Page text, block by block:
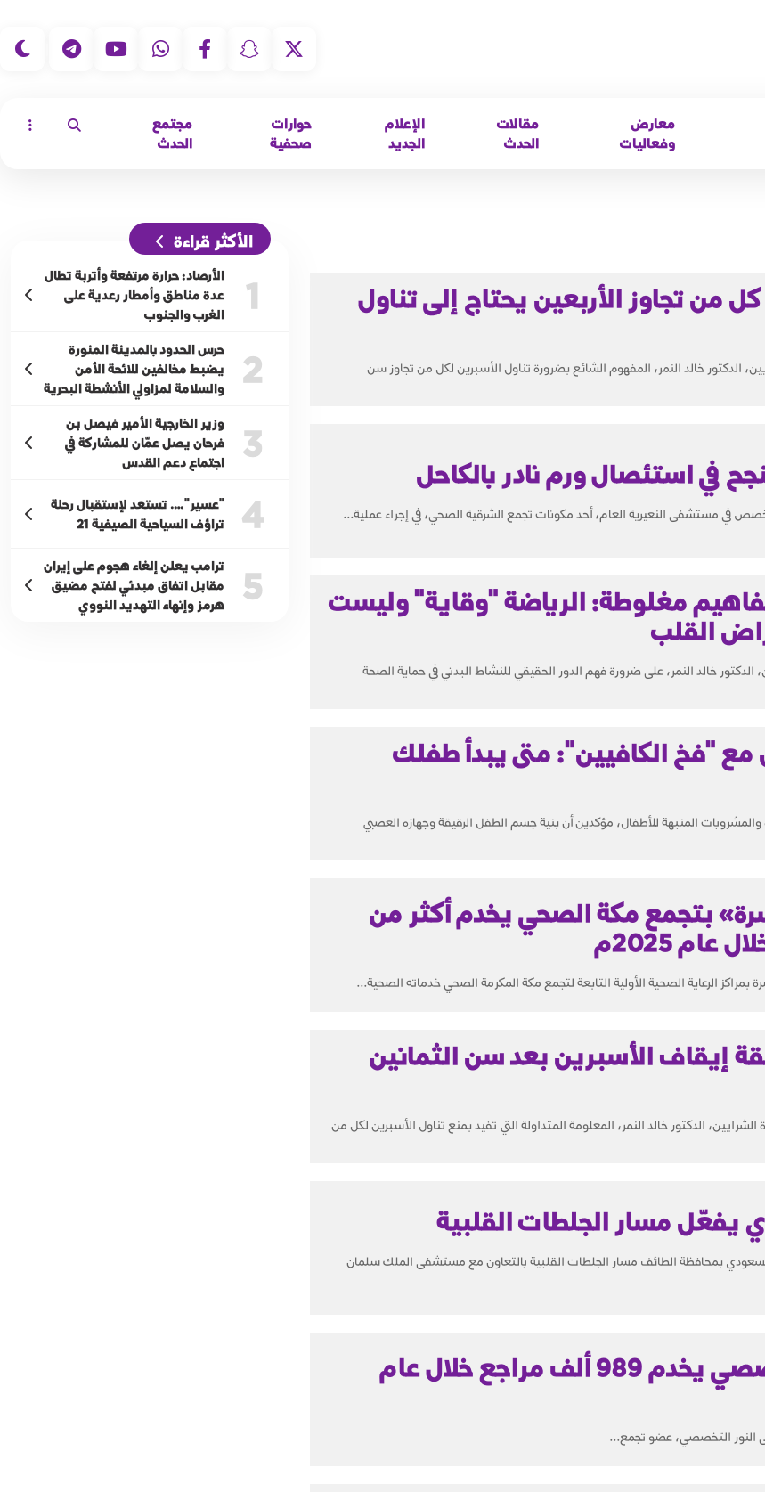
معارض
وفعاليات
مقالات
الحدث
الإعلام
الجديد
حوارات
صحفية
مجتمع
الحدث
تجاوز الأربعين يحتاج إلى تناول
خالد النمر، المفهوم الشائع بضرورة تناول الأسبرين لكل من تجاوز سن
في استئصال ورم نادر بالكاحل
في مستشفى النعيرية العام، أحد مكونات تجمع الشرقية الصحي، في إجراء عملية...
مغلوطة: الرياضة "وقاية" وليست
القلب
خالد النمر، على ضرورة فهم الدور الحقيقي للنشاط البدني في حماية الصحة
مع "فخ الكافيين": متى يبدأ طفلك
المنبهة للأطفال، مؤكدين أن بنية جسم الطفل الرقيقة وجهازه العصبي
بتجمع مكة الصحي يخدم أكثر من
الرعاية الصحية الأولية التابعة لتجمع مكة المكرمة الصحي خدماته الصحية...
إيقاف الأسبرين بعد سن الثمانين
الدكتور خالد النمر، المعلومة المتداولة التي تفيد بمنع تناول الأسبرين لكل من
يفعّل مسار الجلطات القلبية
بمحافظة الطائف مسار الجلطات القلبية بالتعاون مع مستشفى الملك سلمان
مستشفى النور التخصصي يخدم 989 ألف مراجع خلال عام
التخصصي، عضو تجمع...
الأكثر قراءة
1
الأرصاد: حرارة مرتفعة وأتربة تطال
عدة مناطق وأمطار رعدية على
الغرب والجنوب
2
حرس الحدود بالمدينة المنورة
يضبط مخالفين للائحة الأمن
والسلامة لمزاولي الأنشطة البحرية
3
وزير الخارجية الأمير فيصل بن
فرحان يصل عمّان للمشاركة في
اجتماع دعم القدس
4
"عسير"…. تستعد لإستقبال رحلة
تراؤف السياحية الصيفية 21
5
ترامب يعلن إلغاء هجوم على إيران
مقابل اتفاق مبدئي لفتح مضيق
هرمز وإنهاء التهديد النووي